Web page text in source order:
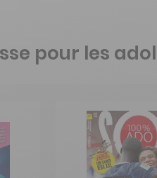
pour les